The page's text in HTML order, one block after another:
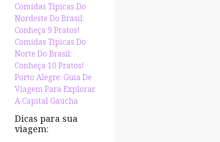
Comidas Típicas Do
Nordeste Do Brasil:
Conheça 9 Pratos!
Comidas Típicas Do
Norte Do Brasil:
Conheça 10 Pratos!
Porto Alegre: Guia De
Viagem Para Explorar
A Capital Gaúcha
Dicas para sua
viagem: